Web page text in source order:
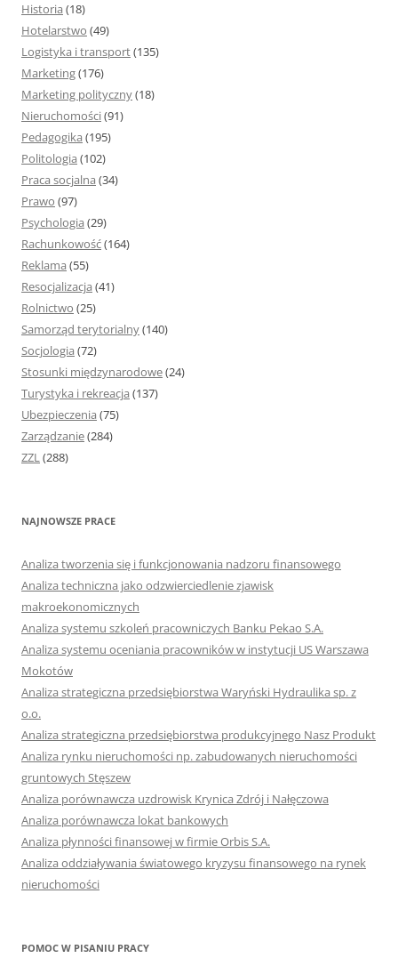
Historia (18)
Hotelarstwo (49)
Logistyka i transport(135)
Marketing(176)
Marketing polityczny(18)
Nieruchomości(91)
Pedagogika (195)
Politologia (102)
Praca socjalna (34)
Prawo (97)
Psychologia (29)
Rachunkowość(164)
Reklama (55)
Resocjalizacja (41)
Rolnictwo (25)
Samorząd terytorialny(140)
Socjologia (72)
Stosunki międzynarodowe(24)
Turystyka i rekreacja (137)
Ubezpieczenia (75)
Zarządzanie(284)
ZZL(288)
NAJNOWSZE PRACE
Analiza tworzenia się i funkcjonowania nadzoru finansowego
Analiza techniczna jako odzwierciedlenie zjawisk
makroekonomicznych
Analiza systemu szkoleń pracowniczych Banku Pekao S.A.
Analiza systemu oceniania pracowników w instytucji US Warszawa
Mokotów
Analiza strategiczna przedsiębiorstwa Waryński Hydraulika sp. z
o.o.
Analiza strategiczna przedsiębiorstwa produkcyjnego Nasz Produkt
Analiza rynku nieruchomości np. zabudowanych nieruchomości
gruntowych Stęszew
Analiza porównawcza uzdrowisk Krynica Zdrój i Nałęczowa
Analiza porównawcza lokat bankowych
Analiza płynności finansowej w firmie Orbis S.A.
Analiza oddziaływania światowego kryzysu finansowego na rynek
nieruchomości
POMOC W PISANIU PRACY